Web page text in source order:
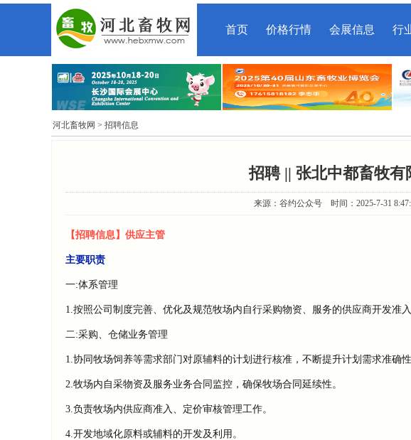
首页 价格行情 会展信息 行
河北畜牧网 > 招聘信息
招聘 || 张北中都畜牧有
来源：谷约公众号 时间：2025-7-31
【招聘信息】供应主管
主要职责
一:体系管理
1.按照公司制度完善、优化及规范牧场内自行采购物资、服务的供应商开发准
二:采购、仓储业务管理
1.协同牧场饲养等需求部门对原辅料的计划进行核准，不断提升计划需求准确性
2.牧场内自采物资及服务业务合同监控，确保牧场合同延续性。
3.负责牧场内供应商准入、定价审核管理工作。
4.开发地域化原料或辅料的开发及利用。